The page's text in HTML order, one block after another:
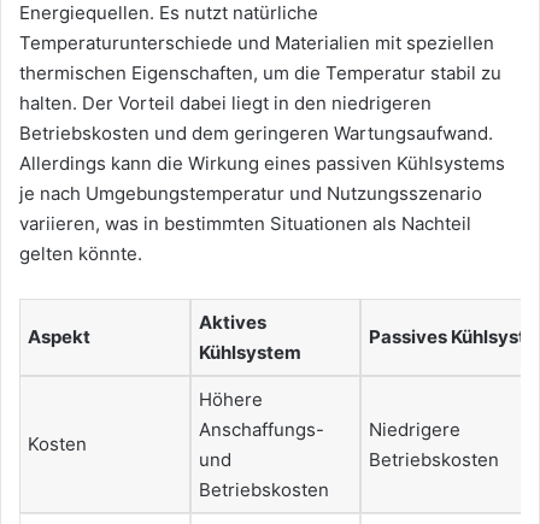
Energiequellen. Es nutzt natürliche
Temperaturunterschiede und Materialien mit speziellen
thermischen Eigenschaften, um die Temperatur stabil zu
halten. Der Vorteil dabei liegt in den niedrigeren
Betriebskosten und dem geringeren Wartungsaufwand.
Allerdings kann die Wirkung eines passiven Kühlsystems
je nach Umgebungstemperatur und Nutzungsszenario
variieren, was in bestimmten Situationen als Nachteil
gelten könnte.
Aspekt
Aktives
Kühlsystem
Passives
Kosten
Höhere
Anschaffungs-
und
Betriebskosten
Niedrigere
Betriebskosten